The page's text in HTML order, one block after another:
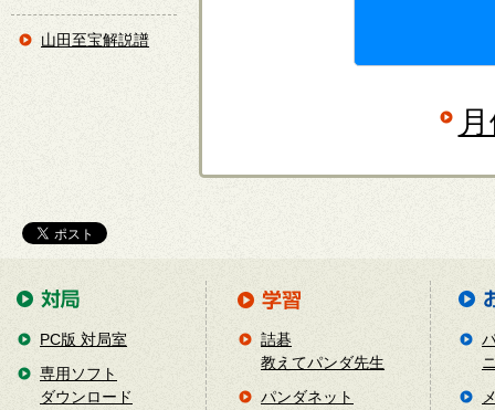
山田至宝解説譜
PC版 対局室
専用ソフト
ダウンロード
詰碁
教えてパンダ先生
パンダネット